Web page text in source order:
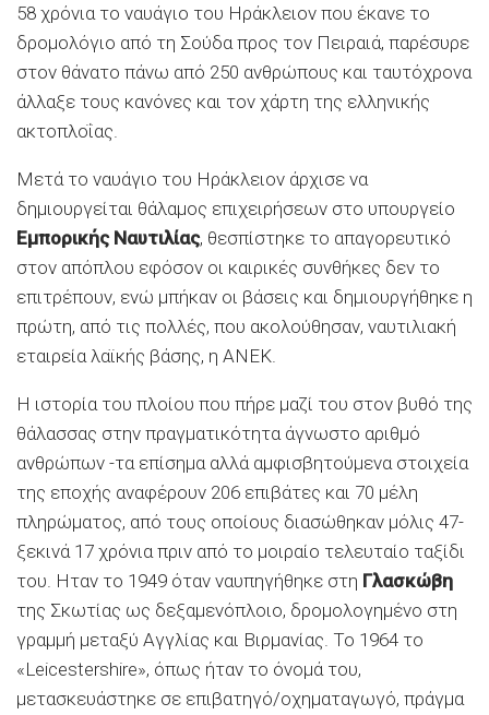
58 χρόνια το ναυάγιο του Ηράκλειον που έκανε το
δρομολόγιο από τη Σούδα προς τον Πειραιά, παρέσυρε
στον θάνατο πάνω από 250 ανθρώπους και ταυτόχρονα
άλλαξε τους κανόνες και τον χάρτη της ελληνικής
ακτοπλοΐας.
Μετά το ναυάγιο του Ηράκλειον άρχισε να
δημιουργείται θάλαμος επιχειρήσεων στο υπουργείο
Εμπορικής Ναυτιλίας, θεσπίστηκε το απαγορευτικό
στον απόπλου εφόσον οι καιρικές συνθήκες δεν το
επιτρέπουν, ενώ μπήκαν οι βάσεις και δημιουργήθηκε η
πρώτη, από τις πολλές, που ακολούθησαν, ναυτιλιακή
εταιρεία λαϊκής βάσης, η ΑΝΕΚ.
Η ιστορία του πλοίου που πήρε μαζί του στον βυθό της
θάλασσας στην πραγματικότητα άγνωστο αριθμό
ανθρώπων -τα επίσημα αλλά αμφισβητούμενα στοιχεία
της εποχής αναφέρουν 206 επιβάτες και 70 μέλη
πληρώματος, από τους οποίους διασώθηκαν μόλις 47-
ξεκινά 17 χρόνια πριν από το μοιραίο τελευταίο ταξίδι
του. Ηταν το 1949 όταν ναυπηγήθηκε στη Γλασκώβη
της Σκωτίας ως δεξαμενόπλοιο, δρομολογημένο στη
γραμμή μεταξύ Αγγλίας και Βιρμανίας. Το 1964 το
«Leicestershire», όπως ήταν το όνομά του,
μετασκευάστηκε σε επιβατηγό/οχηματαγωγό, πράγμα